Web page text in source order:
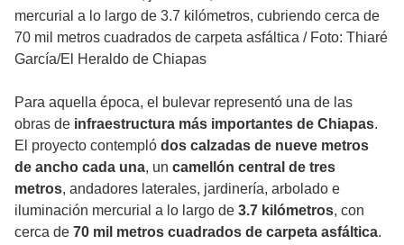
mercurial a lo largo de 3.7 kilómetros, cubriendo cerca de
70 mil metros cuadrados de carpeta asfáltica / Foto: Thiaré
García/El Heraldo de Chiapas
Para aquella época, el bulevar representó una de las
obras de infraestructura más importantes de Chiapas.
El proyecto contempló dos calzadas de nueve metros
de ancho cada una, un camellón central de tres
metros, andadores laterales, jardinería, arbolado e
iluminación mercurial a lo largo de 3.7 kilómetros, con
cerca de 70 mil metros cuadrados de carpeta asfáltica.